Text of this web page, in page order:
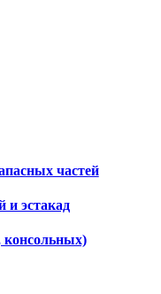
частей
и эстакад
консольных)